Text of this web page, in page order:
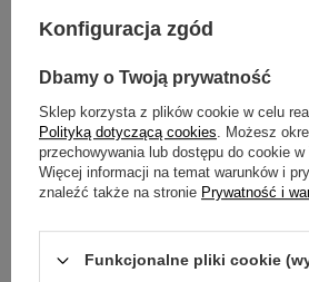
29,99 zł / szt.
Z NASZEGO
5 okazji, kiedy personalizowana
się lepiej niż klasyczny prezent
Konfiguracja zgód
Dbamy o Twoją prywatność
Sklep korzysta z plików cookie w celu
Polityką dotyczącą cookies. Możesz
przechowywania lub dostępu do cookie w
Więcej informacji na temat warunków i
znaleźć także na stronie Prywatność i
Funkcjonalne pliki cookie